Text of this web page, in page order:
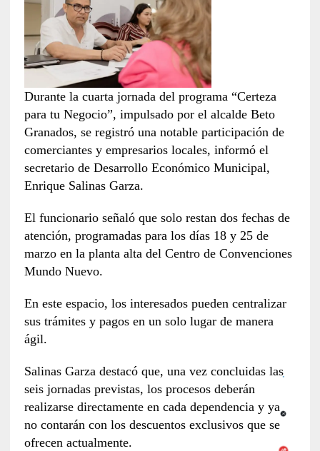
Durante la cuarta jornada del programa “Certeza
para tu Negocio”, impulsado por el alcalde Beto
Granados, se registró una notable participación de
comerciantes y empresarios locales, informó el
secretario de Desarrollo Económico Municipal,
Enrique Salinas Garza.
El funcionario señaló que solo restan dos fechas de
atención, programadas para los días 18 y 25 de
marzo en la planta alta del Centro de Convenciones
Mundo Nuevo.
En este espacio, los interesados pueden centralizar
sus trámites y pagos en un solo lugar de manera
ágil.
Salinas Garza destacó que, una vez concluidas las
seis jornadas previstas, los procesos deberán
realizarse directamente en cada dependencia y ya
no contarán con los descuentos exclusivos que se
ofrecen actualmente.